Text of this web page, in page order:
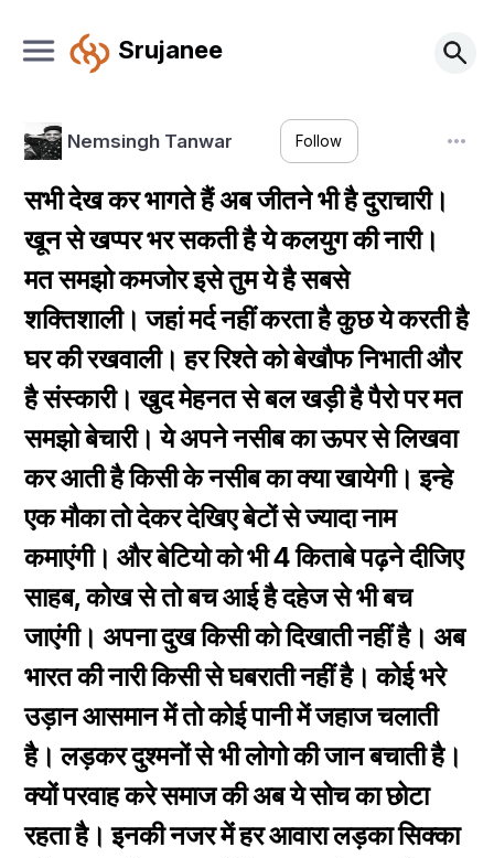
Srujanee
Nemsingh Tanwar Follow
सभी देख कर भागते हैं अब जीतने भी है दुराचारी।
खून से खप्पर भर सकती है ये कलयुग की नारी।
मत समझो कमजोर इसे तुम ये है सबसे
शक्तिशाली। जहां मर्द नहीं करता है कुछ ये करती है
घर की रखवाली। हर रिश्ते को बेखौफ निभाती और
है संस्कारी। खुद मेहनत से बल खड़ी है पैरो पर मत
समझो बेचारी। ये अपने नसीब का ऊपर से लिखवा
कर आती है किसी के नसीब का क्या खायेगी। इन्हे
एक मौका तो देकर देखिए बेटों से ज्यादा नाम
कमाएंगी। और बेटियो को भी 4 किताबे पढ़ने दीजिए
साहब, कोख से तो बच आई है दहेज से भी बच
जाएंगी। अपना दुख किसी को दिखाती नहीं है। अब
भारत की नारी किसी से घबराती नहीं है। कोई भरे
उड़ान आसमान में तो कोई पानी में जहाज चलाती
है। लड़कर दुश्मनों से भी लोगो की जान बचाती है।
क्यों परवाह करे समाज की अब ये सोच का छोटा
रहता है। इनकी नजर में हर आवारा लड़का सिक्का